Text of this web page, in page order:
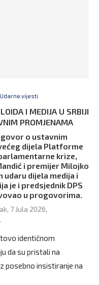
Udarne vijesti
I MEDIJA U SRBIJI
PROMJENAMA
o ustavnim
dijela Platforme
krize,
i premijer Milojko
udaru dijela medija i
je i predsjednik DPS
u progovorima.
7 Jula 2026,
identičnom
da su pristali na
posebno insistiranje na